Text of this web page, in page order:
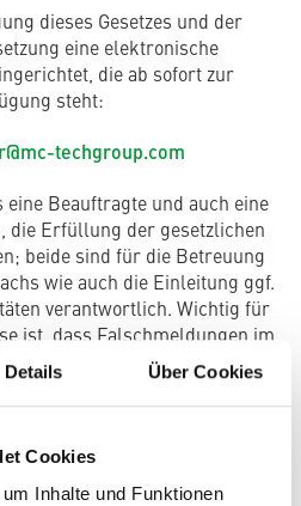
Details Über Cookies
Cookies
Inhalte und Funktionen
dieses Gesetzes und der
eine elektronische
die ab sofort zur
steht:
techgroup.com
eine Beauftragte und auch eine
die Erfüllung der gesetzlichen
beide sind für die Betreuung
wie auch die Einleitung ggf.
verantwortlich. Wichtig für
ist, dass Falschmeldungen im
– ausdrücklich auch
erfolgende Meldungen haben;
der Beauftragten als auch die